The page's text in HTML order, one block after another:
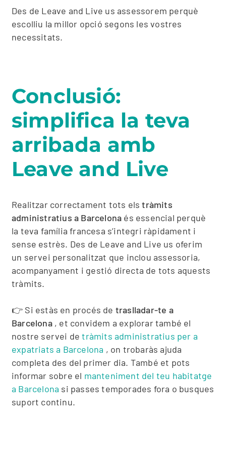
Des de Leave and Live us assessorem perquè
escolliu la millor opció segons les vostres
necessitats.
Conclusió:
simplifica la teva
arribada amb
Leave and Live
Realitzar correctament tots elstràmits
administratius a Barcelona és essencial perquè
la teva família francesa s’integri ràpidament i
sense estrès. Des de Leave and Live us oferim
un servei personalitzat que inclou assessoria,
acompanyament i gestió directa de tots aquests
tràmits.
👉 Si estàs en procés de traslladar-te a
Barcelona, ​​et convidem a explorar també el
nostre servei detràmits administratius per a
expatriats a Barcelona , ​​on trobaràs ajuda
completa des del primer dia. També et pots
informar sobre el manteniment del teu habitatge
a Barcelona si passes temporades fora o busques
suport continu.